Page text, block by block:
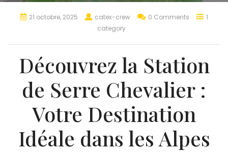
21 octobre, 2025 catex-crew 0 Comments
1
category
Découvrez la Station
de Serre Chevalier :
Votre Destination
Idéale dans les Alpes